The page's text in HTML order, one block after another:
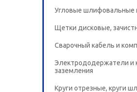
Угловые шлифовальные
Щетки дисковые,
Сварочный кабель и
Электрододержатели и
заземления
Круги отрезные, круги